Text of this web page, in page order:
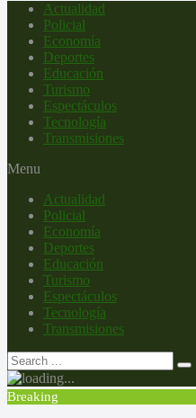
Actualidad
Policial
Economía
Deportes
Educación
Turismo
Espectáculos
Tecnología
Transmisiones
Menu
Actualidad
Policial
Economía
Deportes
Educación
Turismo
Espectáculos
Tecnología
Transmisiones
Breaking